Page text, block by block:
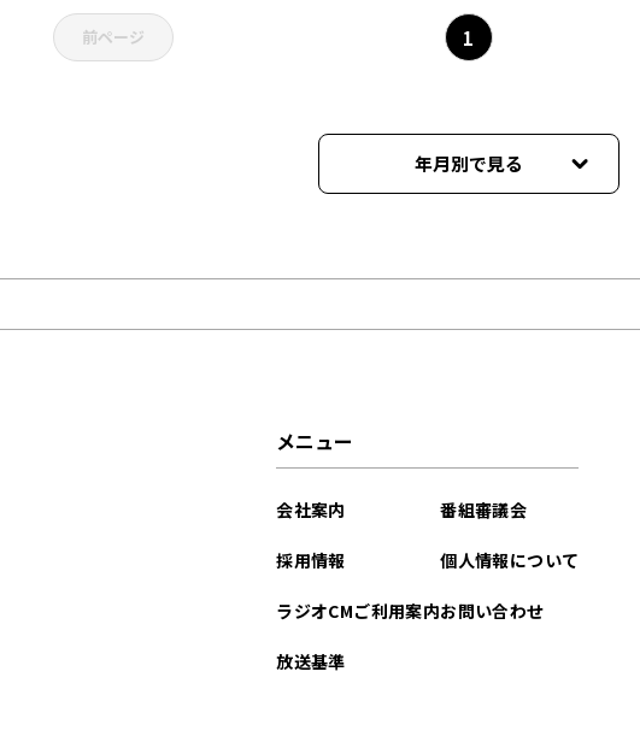
前ページ 1
年月別で見る
2025年12月
2025年10月
メニュー
会社案内
採用情報
ラジオCMご利用案内
放送基準
番組審議会
個人情報について
お問い合わせ